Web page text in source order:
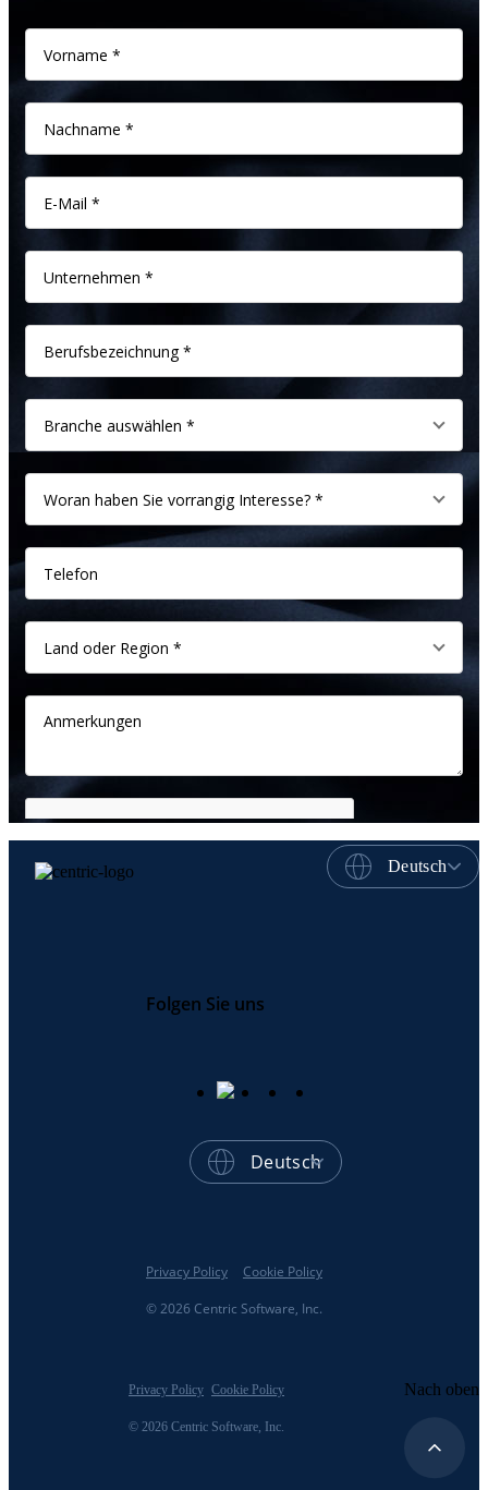
Deutsch
Folgen Sie uns
Deutsch
© 2026 Centric Software, Inc.
Privacy Policy Cookie Policy
© 2026 Centric Software, Inc.
Privacy Policy Cookie Policy Nach oben